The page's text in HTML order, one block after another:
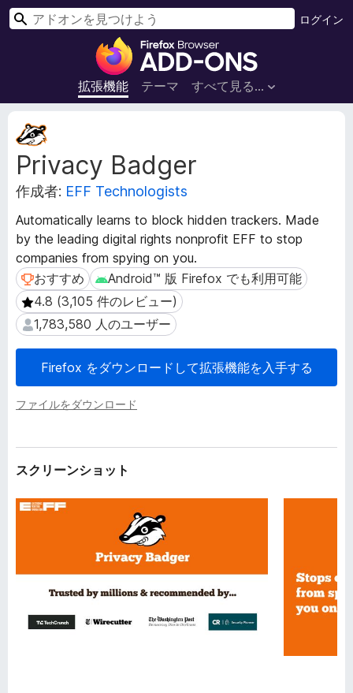
F
r
e
x
ブ
ラ
ウ
ザ
ー
ア
ド
オ
ン
拡張機能 テーマ すべて見る...
ログイン
検
Privacy Badger
作成者: EFF Technologists
Automatically learns to block hidden trackers. Made
by the leading digital rights nonprofit EFF to stop
companies from spying on you.
おすすめ
おすすめ Android™ 版 Firefox でも利用可能
Android™ 版 Firefox でも利用可能
4.8 (3,105 件のレビュー)
4.8 (3,105 件のレビュー)
1,783,580 人のユーザー
1,783,580 人のユーザー
Firefox をダウンロードして拡張機能を入手する
ファイルをダウンロード
拡
張
機
能
メ
デ
ー
タ
スクリーンショット